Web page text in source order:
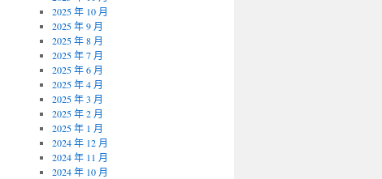
2025 年 10 月
2025 年 9 月
2025 年 8 月
2025 年 7 月
2025 年 6 月
2025 年 4 月
2025 年 3 月
2025 年 2 月
2025 年 1 月
2024 年 12 月
2024 年 11 月
2024 年 10 月